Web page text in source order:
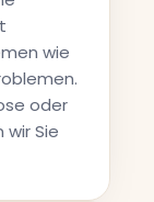
wie
oder
Sie